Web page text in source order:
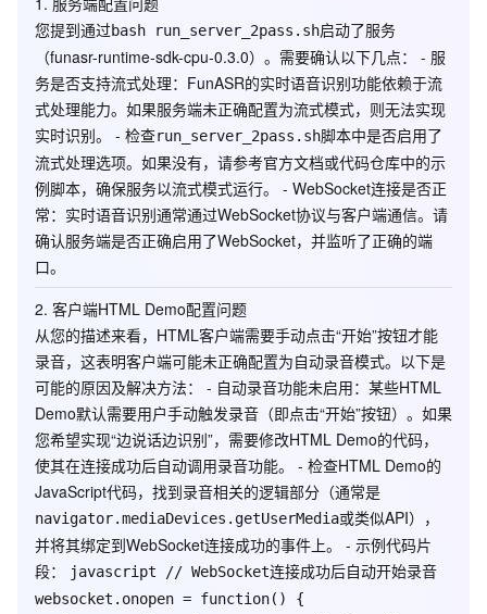
您提到通过bash run_server_2pass.sh启动了服务
（funasr-runtime-sdk-cpu-0.3.0）。需要确认以下几点： - 服
务是否支持流式处理：FunASR的实时语音识别功能依赖于流
式处理能力。如果服务端未正确配置为流式模式，则无法实现
实时识别。 - 检查run_server_2pass.sh脚本中是否启用了
流式处理选项。如果没有，请参考官方文档或代码仓库中的示
例脚本，确保服务以流式模式运行。 - WebSocket连接是否正
常：实时语音识别通常通过WebSocket协议与客户端通信。请
确认服务端是否正确启用了WebSocket，并监听了正确的端
口。
2. 客户端HTML Demo配置问题
从您的描述来看，HTML客户端需要手动点击“开始”按钮才能
录音，这表明客户端可能未正确配置为自动录音模式。以下是
可能的原因及解决方法： - 自动录音功能未启用：某些HTML
Demo默认需要用户手动触发录音（即点击“开始”按钮）。如果
您希望实现“边说话边识别”，需要修改HTML Demo的代码，
使其在连接成功后自动调用录音功能。 - 检查HTML Demo的
JavaScript代码，找到录音相关的逻辑部分（通常是
navigator.mediaDevices.getUserMedia或类似API），
并将其绑定到WebSocket连接成功的事件上。 - 示例代码片
段：
javascript // WebSocket连接成功后自动开始录音
websocket.onopen = function() {